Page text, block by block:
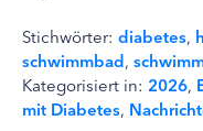
Stichwörter: diabetes,
schwimmbad,
Kategorisiert in: 2026,
mit Diabetes,